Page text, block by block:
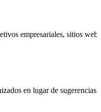
empresariales, sitios
en lugar de